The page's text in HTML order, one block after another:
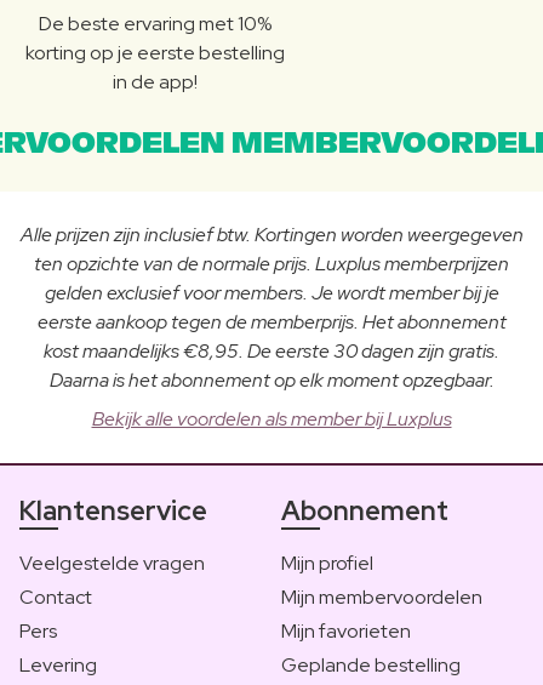
De beste ervaring met 10%
korting op je eerste bestelling
in de app!
Alle prijzen zijn inclusief btw. Kortingen worden weergegeven
ten opzichte van de normale prijs. Luxplus memberprijzen
gelden exclusief voor members. Je wordt member bij je
eerste aankoop tegen de memberprijs. Het abonnement
kost maandelijks €8,95. De eerste 30 dagen zijn gratis.
Daarna is het abonnement op elk moment opzegbaar.
Bekijk alle voordelen als member bij Luxplus
Klantenservice
Veelgestelde vragen
Contact
Pers
Levering
Abonnement
Mijn profiel
Mijn membervoordelen
Mijn favorieten
Geplande bestelling